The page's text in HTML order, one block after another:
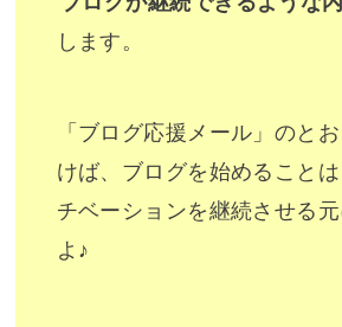
します。
「ブログ応援メール」のと
けば、ブログを始めること
チベーションを継続させる
よ♪